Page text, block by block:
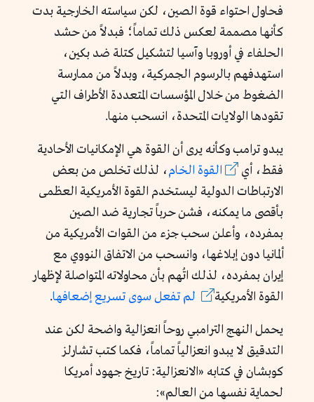
فحاول احتواء قوة الصين، لكن سياسته الخارجية بدت
كأنها مصممة لعكس ذلك تماماً؛ فبدلاً من حشد
الحلفاء في أوروبا وآسيا لتشكيل كتلة ضد بكين،
استهدفهم بالرسوم الجمركية، وبدلاً من ممارسة
الضغوط من خلال المؤسسات المتعددة الأطراف التي
تقودها الولايات المتحدة، انسحب منها.
يبدو ترامب وكأنه يرى أن القوة هي الإمكانيات الأحادية
فقط، أي
القوة الخام، لذلك تخلص من بعض
الارتباطات الدولية ليستخدم القوة الأمريكية العظمى
بأقصى ما يمكنه، فشن حرباً تجارية ضد الصين
بمفرده، وأعلن سحب جزء من القوات الأمريكية من
ألمانيا دون إبلاغها، وانسحب من الاتفاق النووي مع
إيران بمفرده، لذلك اتُهم بأن محاولاته المتواصلة لإظهار
القوة الأمريكية
لم تفعل سوى تسريع إضعافها.
يحمل النهج الترامبي روحاً انعزالية واضحة لكن عند
التدقيق لا يبدو انعزالياً تماماً، فكما كتب تشارلز
كوبشان في كتابه «الانعزالية: تاريخ جهود أمريكا
لحماية نفسها من العالم»: